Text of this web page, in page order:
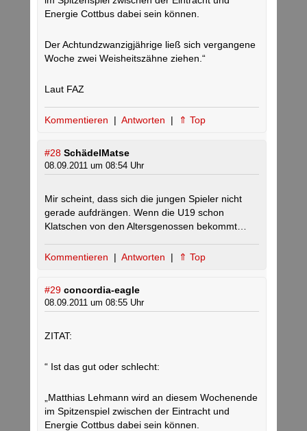
Energie Cottbus dabei sein können.
Der Achtundzwanzigjährige ließ sich vergangene
Woche zwei Weisheitszähne ziehen.“
Laut FAZ
Kommentieren | Antworten | ⇑ Top
#28 SchädelMatse
08.09.2011 um 08:54 Uhr
Mir scheint, dass sich die jungen Spieler nicht
gerade aufdrängen. Wenn die U19 schon
Klatschen von den Altersgenossen bekommt…
Kommentieren | Antworten | ⇑ Top
#29 concordia-eagle
08.09.2011 um 08:55 Uhr
ZITAT:
“ Ist das gut oder schlecht:
„Matthias Lehmann wird an diesem Wochenende
im Spitzenspiel zwischen der Eintracht und
Energie Cottbus dabei sein können.